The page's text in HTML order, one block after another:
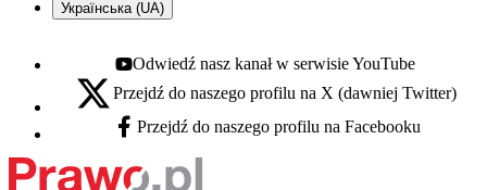
Українська (UA)
Youtube - otwiera się w nowej karcie
Odwiedź nasz kanał w serwisie YouTube
X - otwiera się w nowej karcie
Przejdź do naszego profilu na X (dawniej Twitter)
Facebook - otwiera się w nowej karcie
Przejdź do naszego profilu na Facebooku